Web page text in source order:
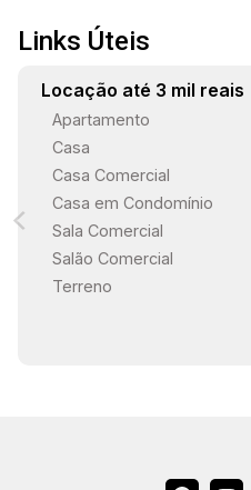
Links Úteis
Locação até 3 mil reais
Apartamento
Casa
Casa Comercial
Casa em Condomínio
Sala Comercial
Salão Comercial
Terreno